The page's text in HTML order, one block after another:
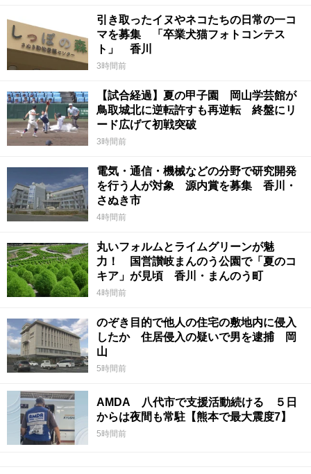
引き取ったイヌやネコたちの日常の一コ
マを募集 「卒業犬猫フォトコンテス
ト」 香川
3時間前
【試合経過】夏の甲子園 岡山学芸館が
鳥取城北に逆転許すも再逆転 終盤にリ
ード広げて初戦突破
3時間前
電気・通信・機械などの分野で研究開発
を行う人が対象 源内賞を募集 香川・
さぬき市
4時間前
丸いフォルムとライムグリーンが魅
力！ 国営讃岐まんのう公園で「夏のコ
キア」が見頃 香川・まんのう町
4時間前
のぞき目的で他人の住宅の敷地内に侵入
したか 住居侵入の疑いで男を逮捕 岡
山
5時間前
AMDA 八代市で支援活動続ける ５日
からは夜間も常駐【熊本で最大震度7】
5時間前